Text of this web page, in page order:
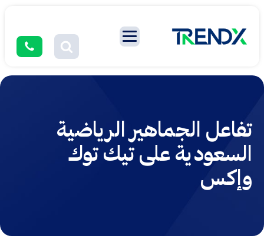
تفاعل الجماهير الرياضية
السعودية على تيك توك
وإكس